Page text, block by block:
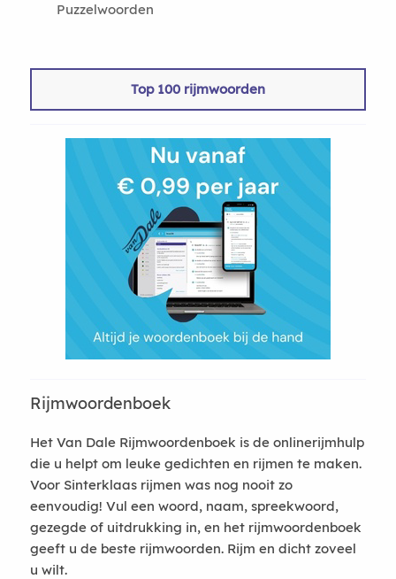
Puzzelwoorden
Top 100 rijmwoorden
Rijmwoordenboek
Het Van Dale Rijmwoordenboek is de onlinerijmhulp
die u helpt om leuke gedichten en rijmen te maken.
Voor Sinterklaas rijmen was nog nooit zo
eenvoudig! Vul een woord, naam, spreekwoord,
gezegde of uitdrukking in, en het rijmwoordenboek
geeft u de beste rijmwoorden. Rijm en dicht zoveel
u wilt.